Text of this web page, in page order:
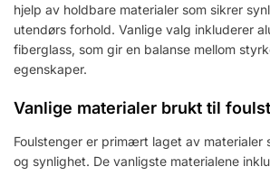
hjelp av holdbare materialer som sikrer
utendørs forhold. Vanlige valg inkluderer
fiberglass, som gir en balanse mellom
egenskaper.
Vanlige materialer brukt til
Foulstenger er primært laget av materialer
og synlighet. De vanligste materialene